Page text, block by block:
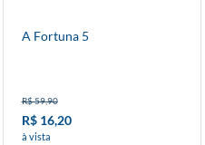
A Fortuna 5
R$ 59,90
R$ 16,20
à vista